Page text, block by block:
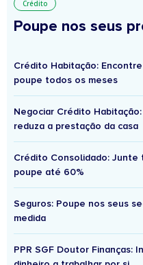
Crédito
Poupe nos seus
Crédito Habitação:
poupe todos os meses
Negociar Crédito
reduza a prestação da casa
Crédito Consolidado:
poupe até 60%
Seguros: Poupe nos seus
medida
PPR SGF Doutor Finanças: